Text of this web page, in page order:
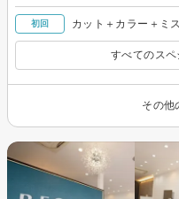
初回 カット＋カラー＋ミ
すべてのス
その他